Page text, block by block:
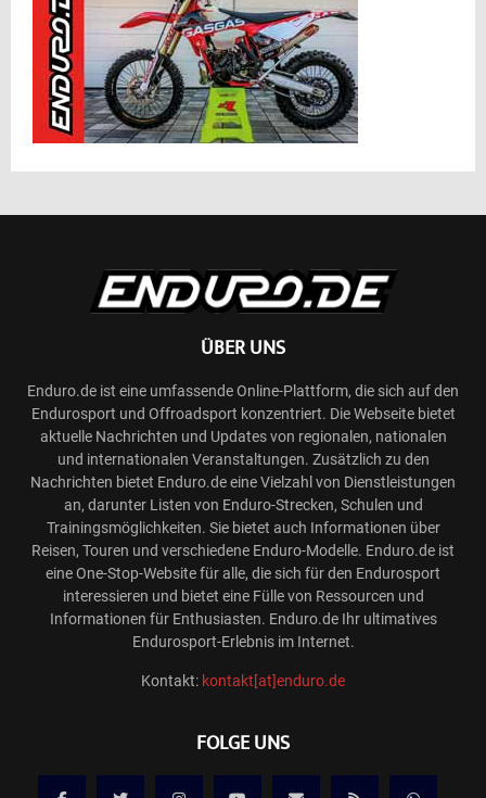
ÜBER UNS
Enduro.de ist eine umfassende Online-Plattform, die sich auf den
Endurosport und Offroadsport konzentriert. Die Webseite bietet
aktuelle Nachrichten und Updates von regionalen, nationalen
und internationalen Veranstaltungen. Zusätzlich zu den
Nachrichten bietet Enduro.de eine Vielzahl von Dienstleistungen
an, darunter Listen von Enduro-Strecken, Schulen und
Trainingsmöglichkeiten. Sie bietet auch Informationen über
Reisen, Touren und verschiedene Enduro-Modelle. Enduro.de ist
eine One-Stop-Website für alle, die sich für den Endurosport
interessieren und bietet eine Fülle von Ressourcen und
Informationen für Enthusiasten. Enduro.de Ihr ultimatives
Endurosport-Erlebnis im Internet.
Kontakt: kontakt[at]enduro.de
FOLGE UNS